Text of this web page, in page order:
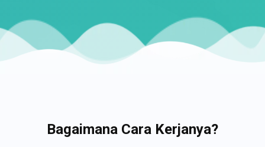
Bagaimana Cara Kerjanya?